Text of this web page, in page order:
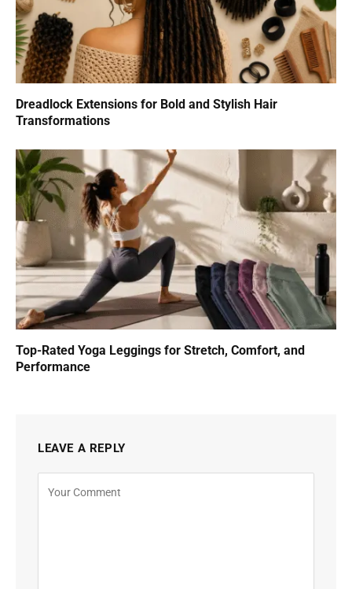
Dreadlock Extensions for Bold and Stylish Hair
Transformations
Top-Rated Yoga Leggings for Stretch, Comfort, and
Performance
LEAVE A REPLY